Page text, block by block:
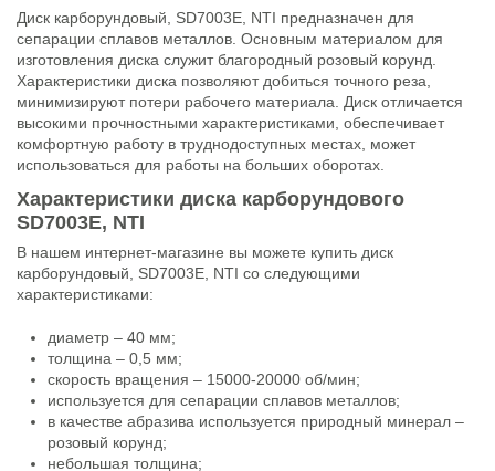
Диск карборундовый, SD7003E, NTI предназначен для
сепарации сплавов металлов. Основным материалом для
изготовления диска служит благородный розовый корунд.
Характеристики диска позволяют добиться точного реза,
минимизируют потери рабочего материала. Диск отличается
высокими прочностными характеристиками, обеспечивает
комфортную работу в труднодоступных местах, может
использоваться для работы на больших оборотах.
Характеристики диска карборундового
SD7003E, NTI
В нашем интернет-магазине вы можете купить диск
карборундовый, SD7003E, NTI со следующими
характеристиками:
диаметр – 40 мм;
толщина – 0,5 мм;
скорость вращения – 15000-20000 об/мин;
используется для сепарации сплавов металлов;
в качестве абразива используется природный минерал –
розовый корунд;
небольшая толщина;